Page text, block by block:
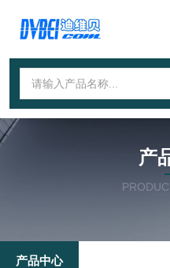
产
产品中心